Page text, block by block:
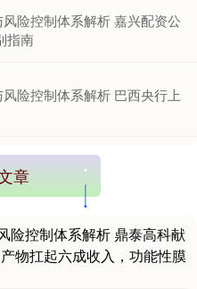
险控制体系解析 嘉兴配资公
指南
险控制体系解析 巴西央行上
章
险控制体系解析 鼎泰高科献
物扛起六成收入，功能性膜